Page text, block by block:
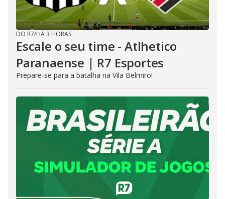
DO R7/HÁ 3 HORAS
Escale o seu time - Atlhetico
Paranaense | R7 Esportes
Prepare-se para a batalha na Vila Belmiro!